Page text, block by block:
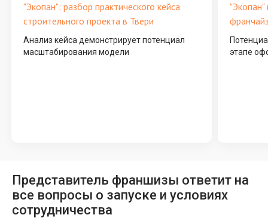
"Экопан": разбор практического кейса
строительного проекта в Твери
Анализ кейса демонстрирует потенциал
масштабирования модели
этапе
Представитель франшизы ответит на
все вопросы о запуске и условиях
сотрудничества